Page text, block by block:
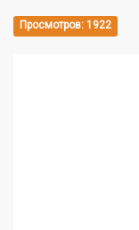
Просмотров: 1922